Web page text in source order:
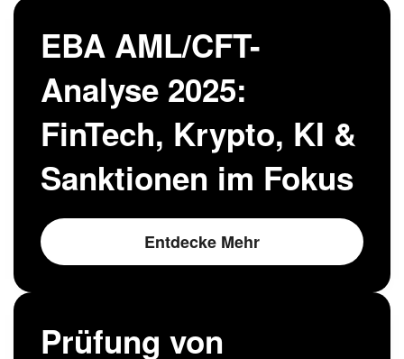
EBA AML/CFT-
Analyse 2025:
FinTech, Krypto, KI &
Sanktionen im Fokus
Entdecke Mehr
Prüfung von